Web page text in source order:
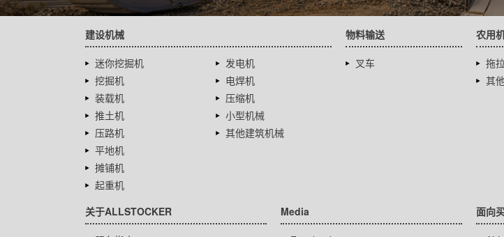
建设机械
迷你挖掘机
挖掘机
装载机
推土机
压路机
平地机
摊铺机
起重机
发电机
电焊机
压缩机
小型机械
其他建筑机械
物料输送
叉车
农用
拖
其
关于ALLSTOCKER Media 面向